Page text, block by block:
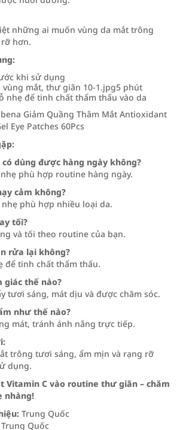
những ai muốn vùng da mắt trông
hơn.
khi sử dụng
vùng mắt, thư giãn 10-1.jpg5 phút
nhẹ để tinh chất thẩm thấu vào da
dùng được hàng ngày không?
phù hợp routine hàng ngày.
cảm không?
phù hợp nhiều loại da.
tối?
và tối theo routine của bạn.
rửa lại không?
để tinh chất thẩm thấu.
giác thế nào?
tươi sáng, mát dịu và được chăm sóc.
như thế nào?
mát, tránh ánh nắng trực tiếp.
trông tươi sáng, ẩm mịn và rạng rỡ
dụng.
Vitamin C vào routine thư giãn – chăm
nhàng!
Trung Quốc
Trung Quốc